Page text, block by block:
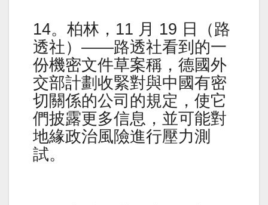
14。柏林，11 月 19 日（路
透社）——路透社看到的一
份機密文件草案稱，德國外
交部計劃收緊對與中國有密
切關係的公司的規定，使它
們披露更多信息，並可能對
地緣政治風險進行壓力測
試。